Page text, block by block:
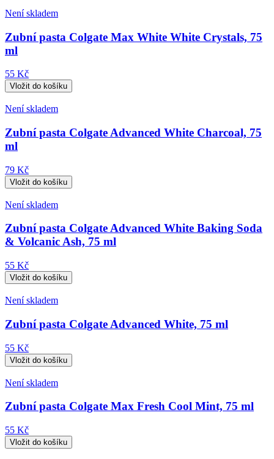
Není skladem
Zubní pasta Colgate Max White White Crystals, 75
ml
55 Kč
Není skladem
Zubní pasta Colgate Advanced White Charcoal, 75
ml
79 Kč
Není skladem
Zubní pasta Colgate Advanced White Baking Soda
& Volcanic Ash, 75 ml
55 Kč
Není skladem
Zubní pasta Colgate Advanced White, 75 ml
55 Kč
Není skladem
Zubní pasta Colgate Max Fresh Cool Mint, 75 ml
55 Kč